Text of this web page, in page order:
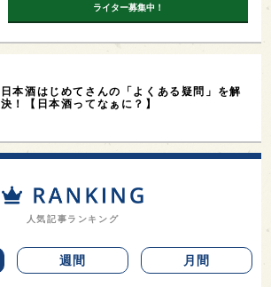
ライター募集中！
日本酒はじめてさんの「よくある疑問」を解
決！【日本酒ってなぁに？】
人気記事ランキング
週間 月間